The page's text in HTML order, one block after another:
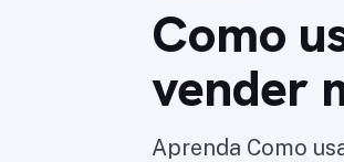
Como
vender
Aprenda Como